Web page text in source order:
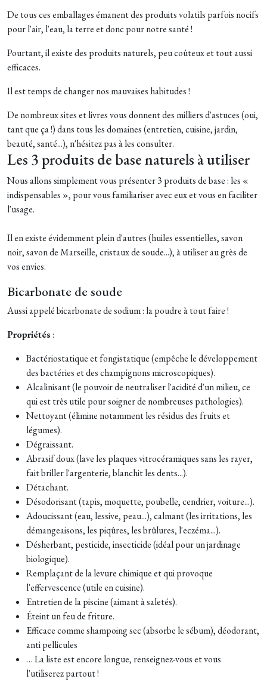
De tous ces emballages émanent des produits volatils parfois nocifs
pour l'air, l'eau, la terre et donc pour notre santé !
Pourtant, il existe des produits naturels, peu coûteux et tout aussi
efficaces.
Il est temps de changer nos mauvaises habitudes !
De nombreux sites et livres vous donnent des milliers d'astuces (oui,
tant que ça !) dans tous les domaines (entretien, cuisine, jardin,
beauté, santé...), n'hésitez pas à les consulter.
Les 3 produits de base naturels à utiliser
Nous allons simplement vous présenter 3 produits de base : les «
indispensables », pour vous familiariser avec eux et vous en faciliter
l'usage.
Il en existe évidemment plein d'autres (huiles essentielles, savon
noir, savon de Marseille, cristaux de soude...), à utiliser au grès de
vos envies.
Bicarbonate de soude
Aussi appelé bicarbonate de sodium : la poudre à tout faire !
Propriétés:
Bactériostatique et fongistatique (empêche le développement
des bactéries et des champignons microscopiques).
Alcalinisant (le pouvoir de neutraliser l'acidité d'un milieu, ce
qui est très utile pour soigner de nombreuses pathologies).
Nettoyant (élimine notamment les résidus des fruits et
légumes).
Dégraissant.
Abrasif doux (lave les plaques vitrocéramiques sans les rayer,
fait briller l'argenterie, blanchit les dents...).
Détachant.
Désodorisant (tapis, moquette, poubelle, cendrier, voiture...).
Adoucissant (eau, lessive, peau...), calmant (les irritations, les
démangeaisons, les piqûres, les brûlures, l'eczéma...).
Désherbant, pesticide, insecticide (idéal pour un jardinage
biologique).
Remplaçant de la levure chimique et qui provoque
l'effervescence (utile en cuisine).
Entretien de la piscine (aimant à saletés).
Éteint un feu de friture.
Efficace comme shampoing sec (absorbe le sébum), déodorant,
anti pellicules
… La liste est encore longue, renseignez-vous et vous
l'utiliserez partout !